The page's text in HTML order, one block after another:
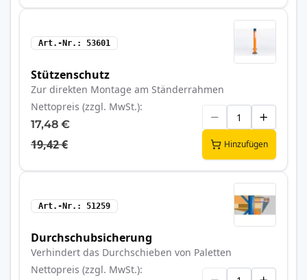
Art.-Nr. 53601
Stützenschutz
Zur direkten Montage am Ständerrahmen
Nettopreis (zzgl. MwSt.)
17,48 €
19,42 € Hinzufügen
Art.-Nr. 51259
Durchschubsicherung
Verhindert das Durchschieben von Paletten
Nettopreis (zzgl. MwSt.)